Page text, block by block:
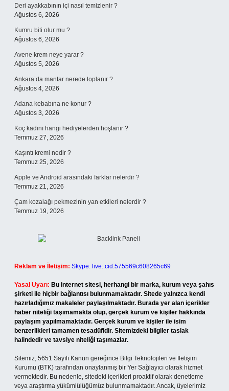
Deri ayakkabının içi nasıl temizlenir ?
Ağustos 6, 2026
Kumru biti olur mu ?
Ağustos 6, 2026
Avene krem neye yarar ?
Ağustos 5, 2026
Ankara’da mantar nerede toplanır ?
Ağustos 4, 2026
Adana kebabına ne konur ?
Ağustos 3, 2026
Koç kadını hangi hediyelerden hoşlanır ?
Temmuz 27, 2026
Kaşıntı kremi nedir ?
Temmuz 25, 2026
Apple ve Android arasındaki farklar nelerdir ?
Temmuz 21, 2026
Çam kozalağı pekmezinin yan etkileri nelerdir ?
Temmuz 19, 2026
Reklam ve İletişim: Skype: live:.cid.575569c608265c69
Yasal Uyarı: Bu internet sitesi, herhangi bir marka, kurum veya şahıs
şirketi ile hiçbir bağlantısı bulunmamaktadır. Sitede yalnızca kendi
hazırladığımız makaleler paylaşılmaktadır. Burada yer alan içerikler
haber niteliği taşımamakta olup, gerçek kurum ve kişiler hakkında
paylaşım yapılmamaktadır. Gerçek kurum ve kişiler ile isim
benzerlikleri tamamen tesadüfidir. Sitemizdeki bilgiler taslak
halindedir ve tavsiye niteliği taşımazlar.
Sitemiz, 5651 Sayılı Kanun gereğince Bilgi Teknolojileri ve İletişim
Kurumu (BTK) tarafından onaylanmış bir Yer Sağlayıcı olarak hizmet
vermektedir. Bu nedenle, sitedeki içerikleri proaktif olarak denetleme
veya araştırma yükümlülüğümüz bulunmamaktadır. Ancak, üyelerimiz